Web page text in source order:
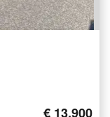
€ 13.900